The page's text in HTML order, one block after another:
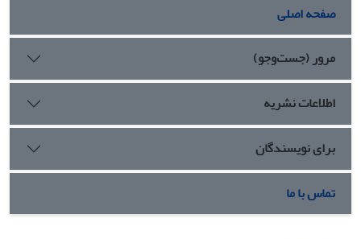
صفحه اصلی
مرور (جست‌وجو)
اطلاعات نشریه
برای نویسندگان
تماس با ما